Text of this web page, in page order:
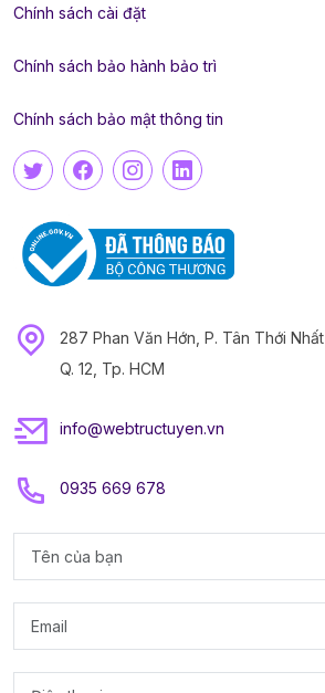
Chính sách cài đặt
Chính sách bảo hành bảo trì
Chính sách bảo mật thông tin
287 Phan Văn Hớn, P. Tân Thới Nhất
Q. 12, Tp. HCM
info@webtructuyen.vn
0935 669 678